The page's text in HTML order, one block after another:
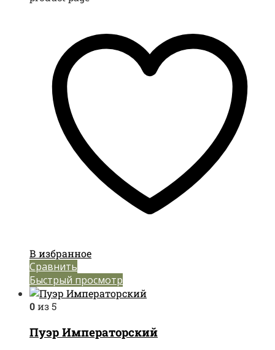
В избранное
Сравнить
Быстрый просмотр
0из 5
Пуэр Императорский